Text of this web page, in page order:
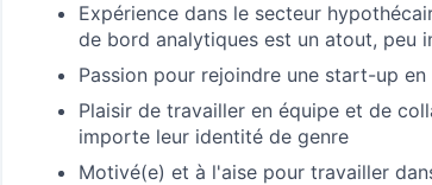
Expérience dans le secteur
de bord analytiques est un atout, peu
Passion pour rejoindre une start-up
Plaisir de travailler en équipe et de
importe leur identité de genre
Motivé(e) et à l'aise pour travailler